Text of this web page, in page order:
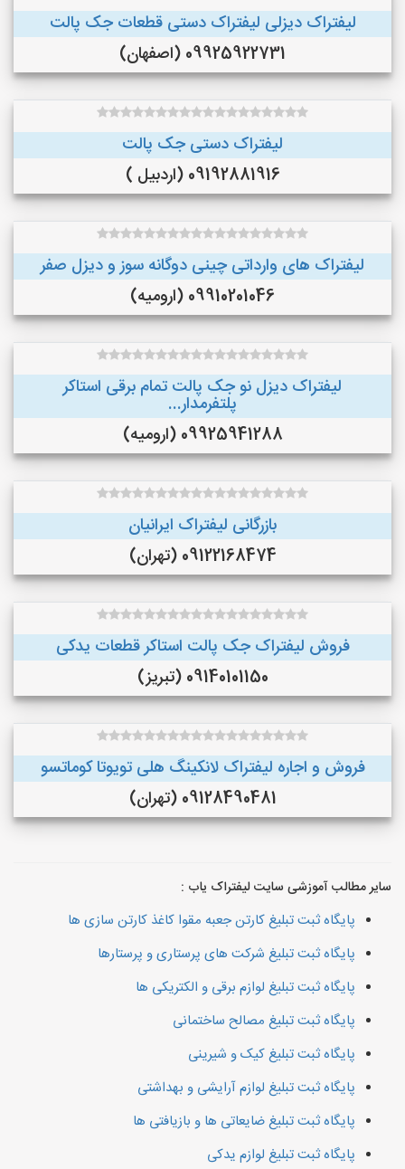
لیفتراک دیزلی لیفتراک دستی قطعات جک پالت
09925922731 (اصفهان)
لیفتراک دستی جک پالت
09192881916 (اردبیل )
لیفتراک های وارداتی چینی دوگانه سوز و دیزل صفر
09910201046 (ارومیه)
لیفتراک دیزل نو جک پالت تمام برقی استاکر
پلتفرمدار...
09925941288 (ارومیه)
بازرگانی لیفتراک ایرانیان
09122168474 (تهران)
فروش لیفتراک جک پالت استاکر قطعات یدکی
09140101150 (تبریز)
فروش و اجاره لیفتراک لانکینگ هلی تویوتا کوماتسو
09128490481 (تهران)
سایر مطالب آموزشی سایت لیفتراک یاب :
پایگاه ثبت تبلیغ کارتن جعبه مقوا کاغذ کارتن سازی ها
پایگاه ثبت تبلیغ شرکت های پرستاری و پرستارها
پایگاه ثبت تبلیغ لوازم برقی و الکتریکی ها
پایگاه ثبت تبلیغ مصالح ساختمانی
پایگاه ثبت تبلیغ کیک و شیرینی
پایگاه ثبت تبلیغ لوازم آرایشی و بهداشتی
پایگاه ثبت تبلیغ ضایعاتی ها و بازیافتی ها
پایگاه ثبت تبلیغ لوازم یدکی